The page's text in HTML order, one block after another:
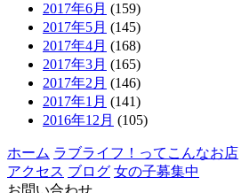
2017年6月 (159)
2017年5月 (145)
2017年4月 (168)
2017年3月 (165)
2017年2月 (146)
2017年1月 (141)
2016年12月 (105)
ホーム ラブライフ！ってこんなお店
アクセス ブログ 女の子募集中